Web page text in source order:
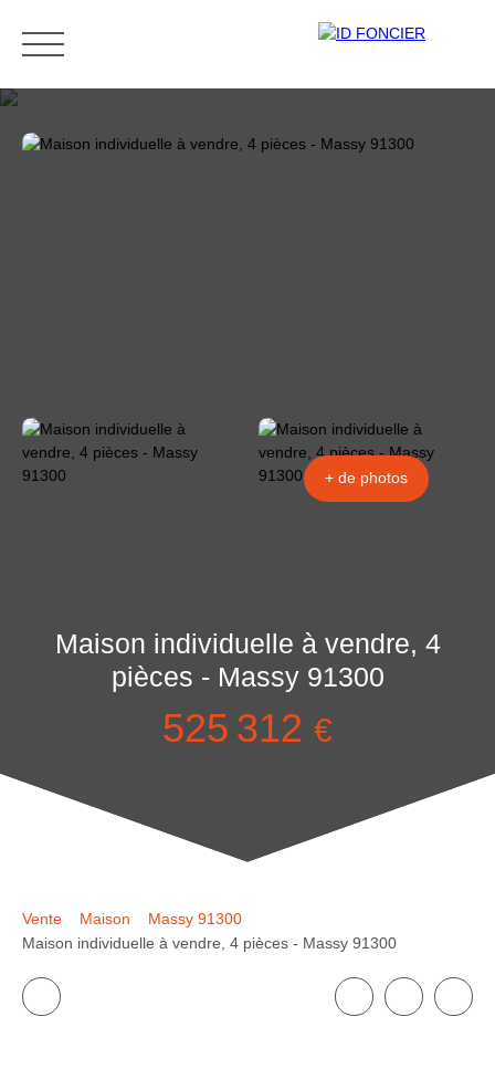
+ de photos
Maison individuelle à vendre, 4
pièces - Massy 91300
525 312 €
Vente Maison
Massy 91300
Maison individuelle à vendre, 4 pièces - Massy 91300